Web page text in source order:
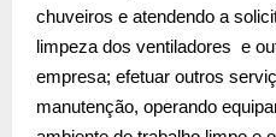
chuveiros e atendendo a
limpeza dos ventiladores e
empresa; efetuar outros
manutenção, operando